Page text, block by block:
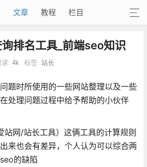
文章 教程 栏目
排名工具_前端seo知识
读: 4k 标签: 站长
题时所使用的一些网站整理以及一些
处理问题过程中给予帮助的小伙伴
网/站长工具）这俩工具的计算规则
来也会有差异，个人认为可以综合两
的缺陷